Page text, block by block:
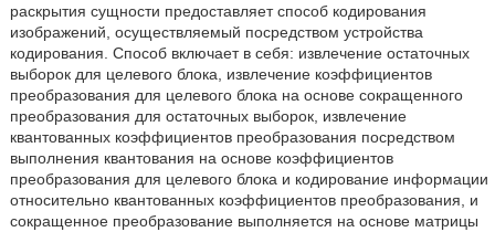
раскрытия сущности предоставляет способ кодирования
изображений, осуществляемый посредством устройства
кодирования. Способ включает в себя: извлечение остаточных
выборок для целевого блока, извлечение коэффициентов
преобразования для целевого блока на основе сокращенного
преобразования для остаточных выборок, извлечение
квантованных коэффициентов преобразования посредством
выполнения квантования на основе коэффициентов
преобразования для целевого блока и кодирование информации
относительно квантованных коэффициентов преобразования, и
сокращенное преобразование выполняется на основе матрицы